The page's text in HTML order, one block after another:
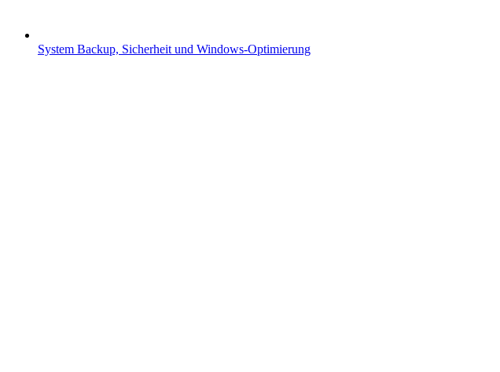
System Backup, Sicherheit und Windows-Optimierung